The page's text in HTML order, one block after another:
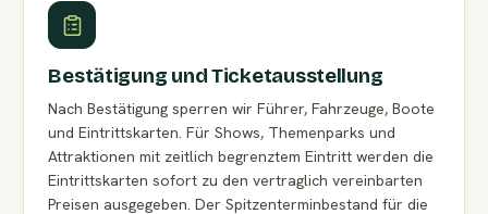
Bestätigung und Ticketausstellung
Nach Bestätigung sperren wir Führer, Fahrzeuge, Boote
und Eintrittskarten. Für Shows, Themenparks und
Attraktionen mit zeitlich begrenztem Eintritt werden die
Eintrittskarten sofort zu den vertraglich vereinbarten
Preisen ausgegeben. Der Spitzenterminbestand für die